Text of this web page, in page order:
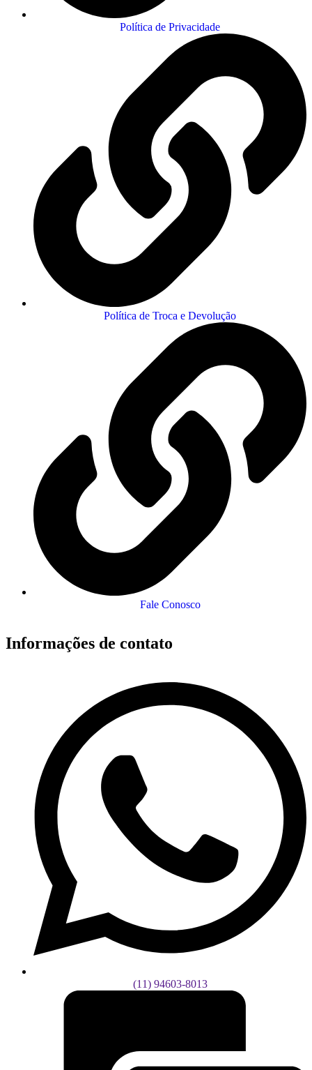
Política de Privacidade
Política de Troca e Devolução
Fale Conosco
Informações de contato
(11) 94603-8013